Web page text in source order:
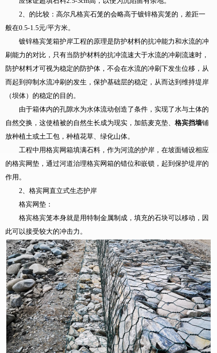
2、的比较：高尔凡格宾石笼的会略高于镀锌格宾笼的，差距一
般在0.5-1.5元/平方米。
镀锌格宾笼箱护岸工程的原理是防护材料的抗冲能力和水流的冲
刷能力的对比，只有当防护材料的抗冲流速大于水流的冲刷流速时，
防护材料才可视为稳定的防护体，不会在水流的冲刷下发生位移，从
而起到抑制水流冲刷的发生，保护基础层的稳定，从而达到维持堤岸
（坝体）的稳定的目的。
由于箱体内的孔隙水为水体流动创造了条件，实现了水与土体的
自然交换，这使植被的自然生长成为现实，加筋麦克垫、格宾挡墙铺
放种植土或土工包，种植花草、绿化山体。
工程中用格宾网箱填满石料，作为河流的护岸，在坡面铺设相应
的格宾网垫，通过河道治理格宾网箱的错位和嵌锁，起到保护堤岸的
作用。
2、格宾网直立式生态护岸
格宾网垫：
格宾格宾笼本身就是用特制金属制成，填充的石块可以移动，因
此可以接受较大的冲击力。